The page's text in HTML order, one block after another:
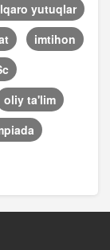
yutuqlar
imtihon
oliy ta'lim